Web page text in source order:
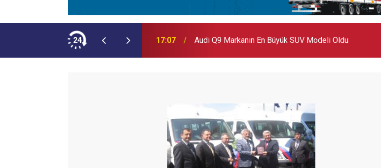
24
NEOPLAN Skyliner Ekledi 17:07 Audi Q9 Markanın En Büyük SUV Modeli Oldu